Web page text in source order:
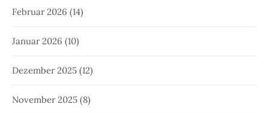
Februar 2026 (14)
Januar 2026 (10)
Dezember 2025 (12)
November 2025 (8)